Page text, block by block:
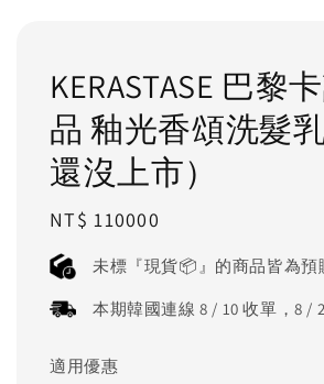
KERASTASE 巴黎
品 釉光香頌洗髮
還沒上市）
Regular
price
NT$ 110000
未標『現貨📦』的商品皆為預
本期韓國連線 8 / 10 收單，8 /
適用優惠